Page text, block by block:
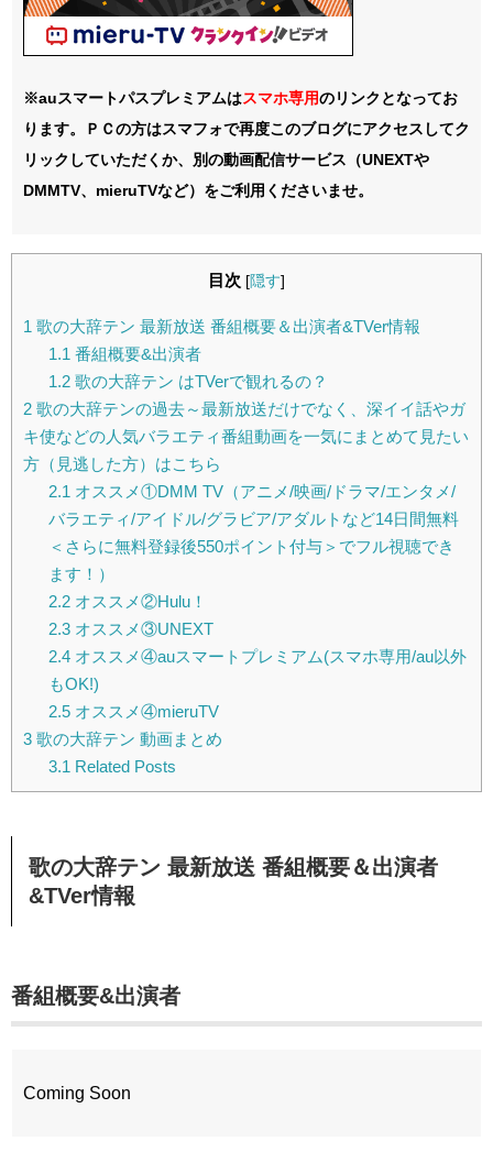
※auスマートパスプレミアムはスマホ専用のリンクとなってお
ります。ＰＣの方はスマフォで再度このブログにアクセスしてク
リックしていただくか、別の動画配信サービス（UNEXTや
DMMTV、mieruTVなど）をご利用くださいませ。
目次 [隠す]
1 歌の大辞テン 最新放送 番組概要＆出演者&TVer情報
1.1 番組概要&出演者
1.2歌の大辞テン はTVerで観れるの？
2 歌の大辞テンの過去～最新放送だけでなく、深イイ話やガ
キ使などの人気バラエティ番組動画を一気にまとめて見たい
方（見逃した方）はこちら
2.1 オススメ①DMM TV（アニメ/映画/ドラマ/エンタメ/
バラエティ/アイドル/グラビア/アダルトなど14日間無料
＜さらに無料登録後550ポイント付与＞でフル視聴でき
ます！）
2.2オススメ②Hulu！
2.3オススメ③UNEXT
2.4オススメ④auスマートプレミアム(スマホ専用/au以外
もOK!)
2.5オススメ④mieruTV
3 歌の大辞テン 動画まとめ
3.1 Related Posts
歌の大辞テン 最新放送 番組概要＆出演者
&TVer情報
番組概要&出演者
Coming Soon